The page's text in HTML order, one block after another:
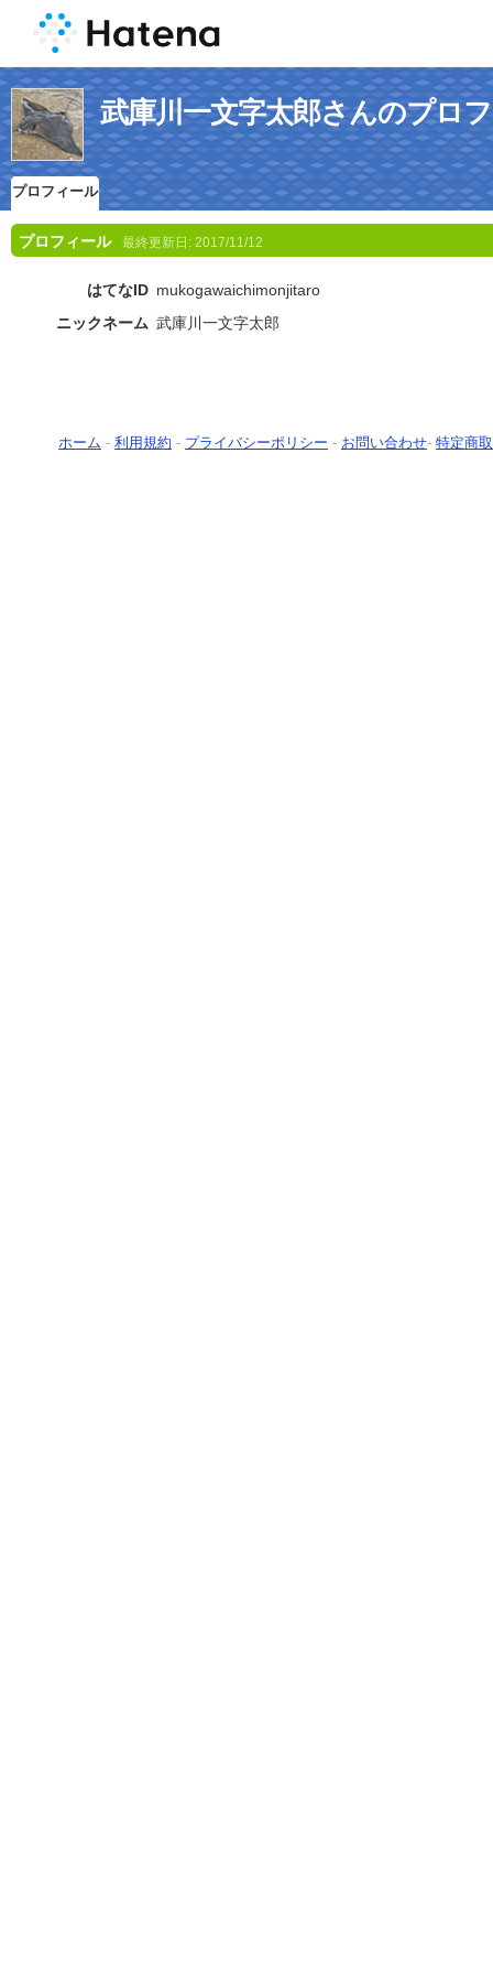
武庫川一文字太郎さんのプロ
プロフィール
プロフィール 最終更新日: 2017/11/12
はてなID mukogawaichimonjitaro
ニックネーム 武庫川一文字太郎
ホーム - 利用規約 - プライバシーポリシー - お問い合わせ- 特定商